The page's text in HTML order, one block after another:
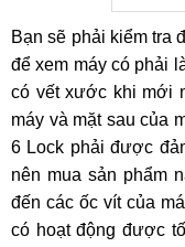
Bạn sẽ phải kiểm tra
để xem máy có phải
có vết xước khi mới
máy và mặt sau của
6 Lock phải được
nên mua sản phẩm
đến các ốc vít của
có hoạt động được